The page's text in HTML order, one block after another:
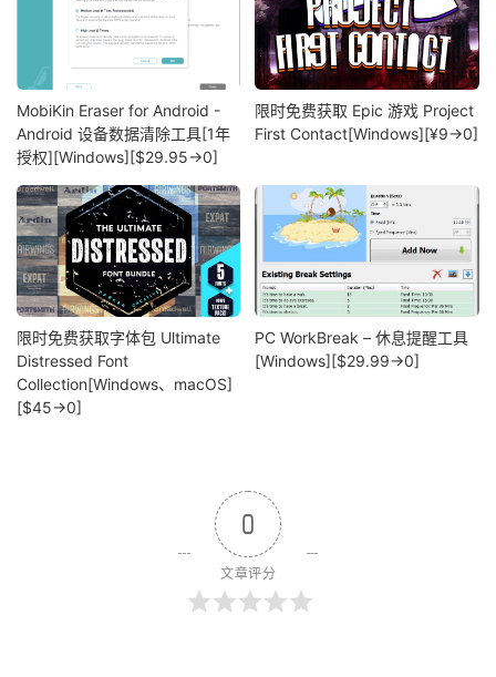
MobiKin Eraser for Android -
Android 设备数据清除工具[1年
授权][Windows][$29.95→0]
限时免费获取 Epic 游戏 Project
First Contact[Windows][¥9→0]
限时免费获取字体包 Ultimate
Distressed Font
Collection[Windows、macOS]
[$45→0]
PC WorkBreak – 休息提醒工具
[Windows][$29.99→0]
0
文章评分